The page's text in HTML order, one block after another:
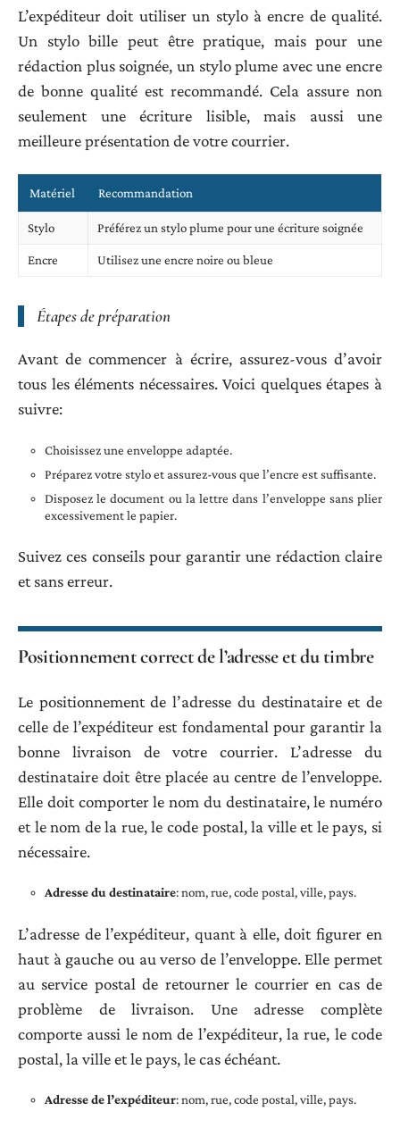
L’expéditeur doit utiliser un stylo à encre de qualité.
Un stylo bille peut être pratique, mais pour une
rédaction plus soignée, un stylo plume avec une encre
de bonne qualité est recommandé. Cela assure non
seulement une écriture lisible, mais aussi une
meilleure présentation de votre courrier.
Matériel Recommandation
Stylo Préférez un stylo plume pour une écriture soignée
Encre Utilisez une encre noire ou bleue
Étapes de préparation
Avant de commencer à écrire, assurez-vous d’avoir
tous les éléments nécessaires. Voici quelques étapes à
suivre:
Choisissez une enveloppe adaptée.
Préparez votre stylo et assurez-vous que l’encre est suffisante.
Disposez le document ou la lettre dans l’enveloppe sans plier
excessivement le papier.
Suivez ces conseils pour garantir une rédaction claire
et sans erreur.
Positionnement correct de l’adresse et du timbre
Le positionnement de l’adresse du destinataire et de
celle de l’expéditeur est fondamental pour garantir la
bonne livraison de votre courrier. L’adresse du
destinataire doit être placée au centre de l’enveloppe.
Elle doit comporter le nom du destinataire, le numéro
et le nom de la rue, le code postal, la ville et le pays, si
nécessaire.
Adresse du destinataire: nom, rue, code postal, ville, pays.
L’adresse de l’expéditeur, quant à elle, doit figurer en
haut à gauche ou au verso de l’enveloppe. Elle permet
au service postal de retourner le courrier en cas de
problème de livraison. Une adresse complète
comporte aussi le nom de l’expéditeur, la rue, le code
postal, la ville et le pays, le cas échéant.
Adresse de l’expéditeur: nom, rue, code postal, ville, pays.